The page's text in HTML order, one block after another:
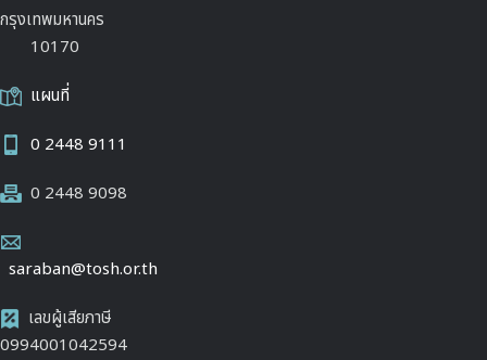
กรุงเทพมหานคร
10170
แผนที่
0 2448 9111
0 2448 9098
saraban@tosh.or.th
เลขผู้เสียภาษี
0994001042594